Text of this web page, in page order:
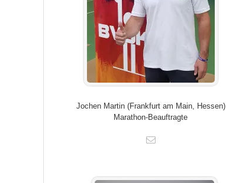
Jochen Martin (Frankfurt am Main, Hessen)
Marathon-Beauftragte